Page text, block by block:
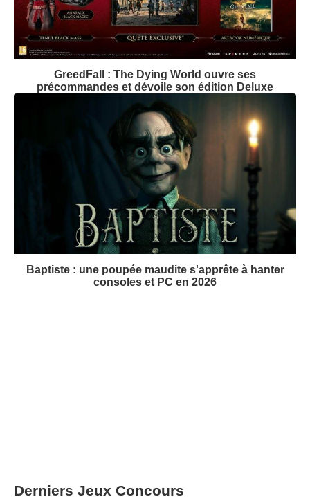
GreedFall : The Dying World ouvre ses
précommandes et dévoile son édition Deluxe
Baptiste : une poupée maudite s'apprête à hanter
consoles et PC en 2026
Derniers Jeux Concours